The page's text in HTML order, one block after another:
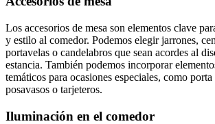
Los accesorios de mesa son elementos clave
y estilo al comedor. Podemos elegir jarrones,
portavelas o candelabros que sean acordes al
estancia. También podemos incorporar
temáticos para ocasiones especiales, como
posavasos o tarjeteros.
Iluminación en el comedor